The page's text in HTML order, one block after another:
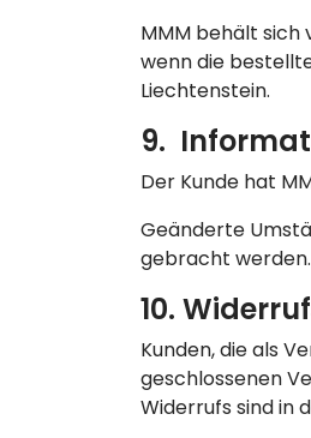
MMM behält
wenn die
Liechtenstein.
9.
Der Kunde hat
Geänderte
gebracht werden.
10.
Kunden, die als
geschlossenen
Widerrufs sind in